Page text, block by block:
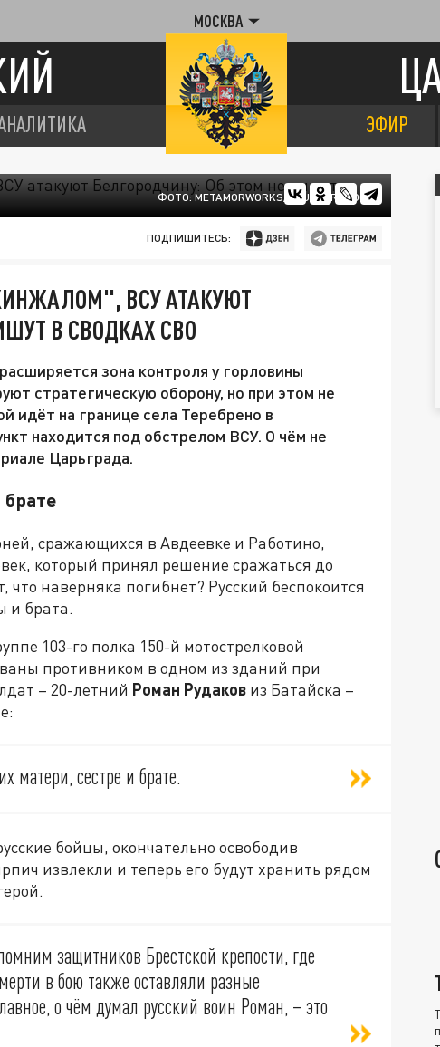
МОСКВА
ЭФИР
ФОТО: METAMORWORKS/SHUTTERSTOCK
ПОДПИШИТЕСЬ:
ВСУ АТАКУЮТ
В СВОДКАХ СВО
зона контроля у горловины
стратегическую оборону, но при этом не
идёт на границе села Теребрено в
находится под обстрелом ВСУ. О чём не
Царьграда.
брате
сражающихся в Авдеевке и Работино,
который принял решение сражаться до
что наверняка погибнет? Русский беспокоится
и брата.
103-го полка 150-й мотострелковой
противником в одном из зданий при
– 20-летний Роман Рудаков из Батайска –
матери, сестре и брате.
бойцы, окончательно освободив
извлекли и теперь его будут хранить рядом
защитников Брестской крепости, где
в бою также оставляли разные
о чём думал русский воин Роман, – это